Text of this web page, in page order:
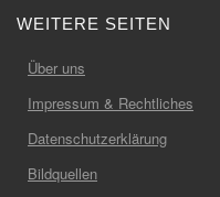
WEITERE SEITEN
Über uns
Impressum & Rechtliches
Datenschutzerklärung
Bildquellen